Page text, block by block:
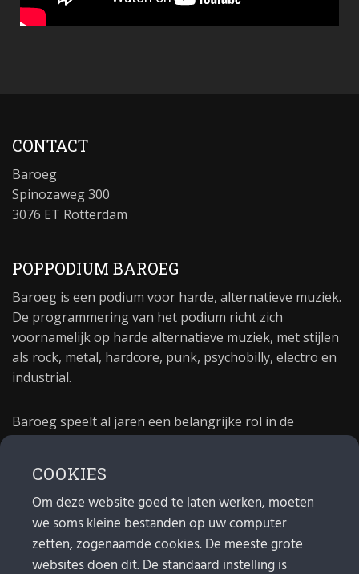
CONTACT
Baroeg
Spinozaweg 300
3076 ET Rotterdam
POPPODIUM BAROEG
Baroeg is een podium voor harde, alternatieve muziek.
De programmering van het podium richt zich
voornamelijk op harde alternatieve muziek, met stijlen
als rock, metal, hardcore, punk, psychobilly, electro en
industrial.
Baroeg speelt al jaren een belangrijke rol in de
culturele sector van Rotterdam. In 1981 begon Baroeg
poppodium 40 jaar.
MAIL
Algemeen: info@baroeg.nl
COOKIES
Om deze website goed te laten werken, moeten
we soms kleine bestanden op uw computer
zetten, zogenaamde cookies. De meeste grote
websites doen dit. De standaard instelling is